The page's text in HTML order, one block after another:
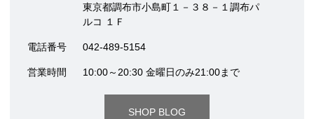
東京都調布市小島町１－３８－１調布パ
ルコ １Ｆ
電話番号 042-489-5154
営業時間 10:00～20:30 金曜日のみ21:00まで
SHOP BLOG